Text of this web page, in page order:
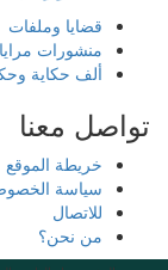
قضايا وملفات
منشورات
ألف حكاية
تواصل معنا
خريطة الموقع
سياسة
للاتصال
من نحن؟